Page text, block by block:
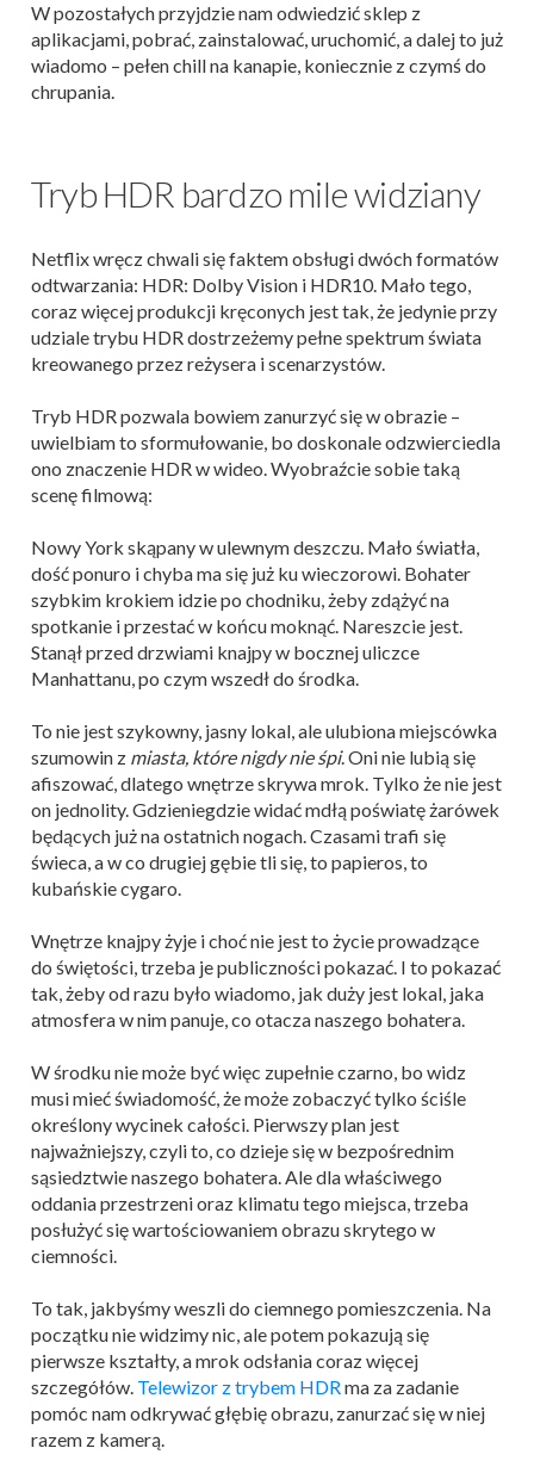
W pozostałych przyjdzie nam odwiedzić sklep z
aplikacjami, pobrać, zainstalować, uruchomić, a dalej to już
wiadomo – pełen chill na kanapie, koniecznie z czymś do
chrupania.
Tryb HDR bardzo mile widziany
Netflix wręcz chwali się faktem obsługi dwóch formatów
odtwarzania: HDR: Dolby Vision i HDR10. Mało tego,
coraz więcej produkcji kręconych jest tak, że jedynie przy
udziale trybu HDR dostrzeżemy pełne spektrum świata
kreowanego przez reżysera i scenarzystów.
Tryb HDR pozwala bowiem zanurzyć się w obrazie –
uwielbiam to sformułowanie, bo doskonale odzwierciedla
ono znaczenie HDR w wideo. Wyobraźcie sobie taką
scenę filmową:
Nowy York skąpany w ulewnym deszczu. Mało światła,
dość ponuro i chyba ma się już ku wieczorowi. Bohater
szybkim krokiem idzie po chodniku, żeby zdążyć na
spotkanie i przestać w końcu moknąć. Nareszcie jest.
Stanął przed drzwiami knajpy w bocznej uliczce
Manhattanu, po czym wszedł do środka.
To nie jest szykowny, jasny lokal, ale ulubiona miejscówka
szumowin z miasta, które nigdy nie śpi. Oni nie lubią się
afiszować, dlatego wnętrze skrywa mrok. Tylko że nie jest
on jednolity. Gdzieniegdzie widać mdłą poświatę żarówek
będących już na ostatnich nogach. Czasami trafi się
świeca, a w co drugiej gębie tli się, to papieros, to
kubańskie cygaro.
Wnętrze knajpy żyje i choć nie jest to życie prowadzące
do świętości, trzeba je publiczności pokazać. I to pokazać
tak, żeby od razu było wiadomo, jak duży jest lokal, jaka
atmosfera w nim panuje, co otacza naszego bohatera.
W środku nie może być więc zupełnie czarno, bo widz
musi mieć świadomość, że może zobaczyć tylko ściśle
określony wycinek całości. Pierwszy plan jest
najważniejszy, czyli to, co dzieje się w bezpośrednim
sąsiedztwie naszego bohatera. Ale dla właściwego
oddania przestrzeni oraz klimatu tego miejsca, trzeba
posłużyć się wartościowaniem obrazu skrytego w
ciemności.
To tak, jakbyśmy weszli do ciemnego pomieszczenia. Na
początku nie widzimy nic, ale potem pokazują się
pierwsze kształty, a mrok odsłania coraz więcej
szczegółów. Telewizor z trybem HDRma za zadanie
pomóc nam odkrywać głębię obrazu, zanurzać się w niej
razem z kamerą.